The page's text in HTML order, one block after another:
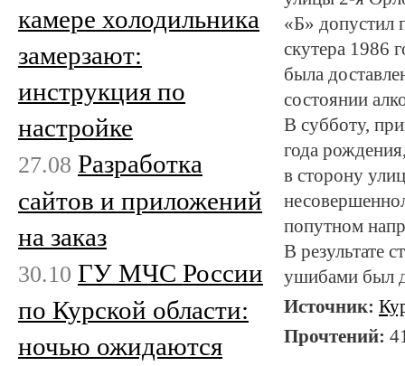
«Б» допустил
скутера 1986
была
состоянии
В субботу,
года
в сторону
попутном
В результате
ушибами был
Источник:
Прочтений:
камере холодильника
замерзают:
инструкция по
настройке
27.08 Разработка
сайтов и приложений
на заказ
30.10 ГУ МЧС России
по Курской области:
ночью ожидаются